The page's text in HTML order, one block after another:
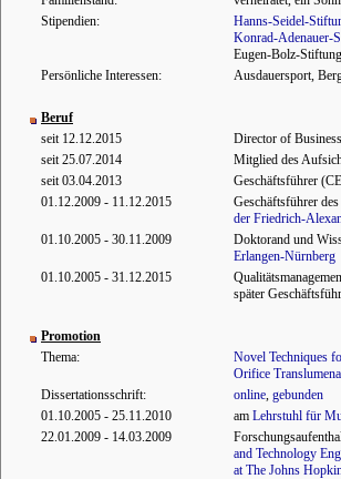
Stipendien:
Hanns-Seidel-
Konrad-Adenauer-
Eugen-Bolz-
Persönliche Interessen:
Ausdauersport,
Beruf
seit 12.12.2015
Director of
seit 25.07.2014
Mitglied des
seit 03.04.2013
Geschäftsführer
01.12.2009 - 11.12.2015
Geschäftsführer des
der Friedrich-
01.10.2005 - 30.11.2009
Doktorand und
Erlangen-Nürnberg
01.10.2005 - 31.12.2015
später
Promotion
Thema:
Novel Techniques
Orifice
Dissertationsschrift:
online, gebunden
01.10.2005 - 25.11.2010
am Lehrstuhl für
22.01.2009 - 14.03.2009
and Technology
at The Johns